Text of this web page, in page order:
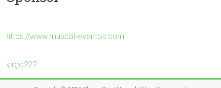
https://www.muscat-eventos.com
virgo222